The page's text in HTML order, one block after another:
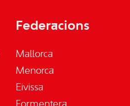
Federacions
Mallorca
Menorca
Eivissa